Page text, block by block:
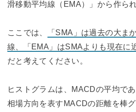
滑移動平均線（EMA）」から作ら
ここでは、
「SMA」は過去の大ま
線、「EMA」はSMAよりも現在に
だと考えてください。
ヒストグラムは、MACDの平均で
相場方向を表すMACDの距離を棒